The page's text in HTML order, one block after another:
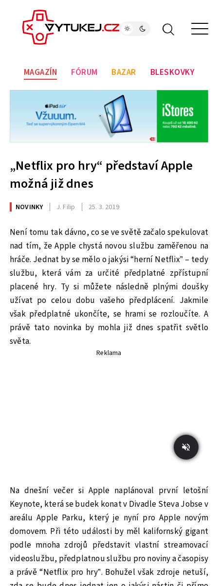
MAGAZÍN FÓRUM BAZAR BLESKOVKY
„Netflix pro hry“ představí Apple
možná již dnes
NOVINKY J. Filip 25. 3. 2019
Není tomu tak dávno, co se ve světě začalo spekulovat
nad tím, že Apple chystá novou službu zaměřenou na
hráče. Jednat by se mělo o jakýsi “herní Netflix” – tedy
službu, která vám za určité předplatné zpřístupní
placené hry. Ty si můžete následně plnými doušky
užívat po celou dobu vašeho předplácení. Jakmile
však předplatné ukončíte, se hrami se rozloučíte. A
právě tato novinka by mohla již dnes spatřit světlo
světa.
Reklama
Na dnešní večer si Apple naplánoval první letošní
Keynote, která se budek konat v Divadle Steva Jobse v
areálu Apple Parku, který je nyní pro Apple novým
domovem. Při této události by měl kalifornský gigant
podle mnoha zdrojů představit vlastní streamovací
videoslužbu, předplatnou službu pro noviny a časopisy
a právě “Netflix pro hry”. Bohužel však zdroje netuší,